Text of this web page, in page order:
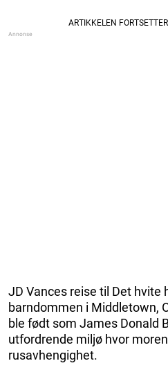
JD Vances reise til Det hvite
barndommen i Middletown,
ble født som James Donald
utfordrende miljø hvor
rusavhengighet.